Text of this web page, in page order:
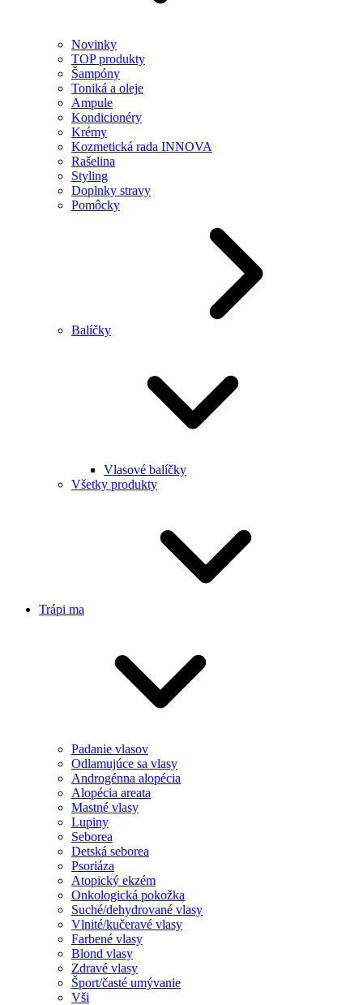
Novinky
TOP produkty
Šampóny
Toniká a oleje
Ampule
Kondicionéry
Krémy
Kozmetická rada INNOVA
Rašelina
Styling
Doplnky stravy
Pomôcky
Balíčky
Vlasové balíčky
Všetky produkty
Trápi ma
Padanie vlasov
Odlamujúce sa vlasy
Androgénna alopécia
Alopécia areata
Mastné vlasy
Lupiny
Seborea
Detská seborea
Psoriáza
Atopický ekzém
Onkologická pokožka
Suché/dehydrované vlasy
Vlnité/kučeravé vlasy
Farbené vlasy
Blond vlasy
Zdravé vlasy
Šport/časté umývanie
Vši